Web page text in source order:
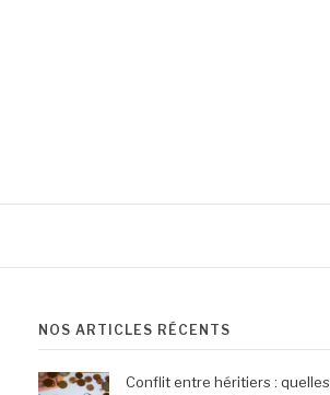
NOS ARTICLES RÉCENTS
Conflit entre héritiers : quelles